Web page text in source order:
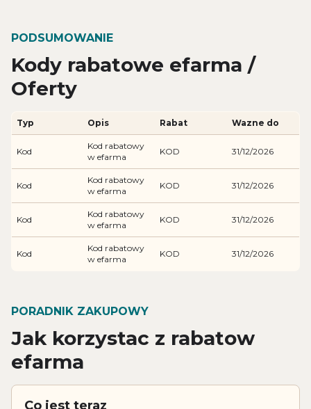
PODSUMOWANIE
Kody rabatowe efarma /
Oferty
Typ Opis Rabat Wazne do
Kod
Kod rabatowy
w efarma
KOD 31/12/2026
Kod
Kod rabatowy
w efarma
KOD 31/12/2026
Kod
Kod rabatowy
w efarma
KOD 31/12/2026
Kod
Kod rabatowy
w efarma
KOD 31/12/2026
PORADNIK ZAKUPOWY
Jak korzystac z rabatow
efarma
Co jest teraz